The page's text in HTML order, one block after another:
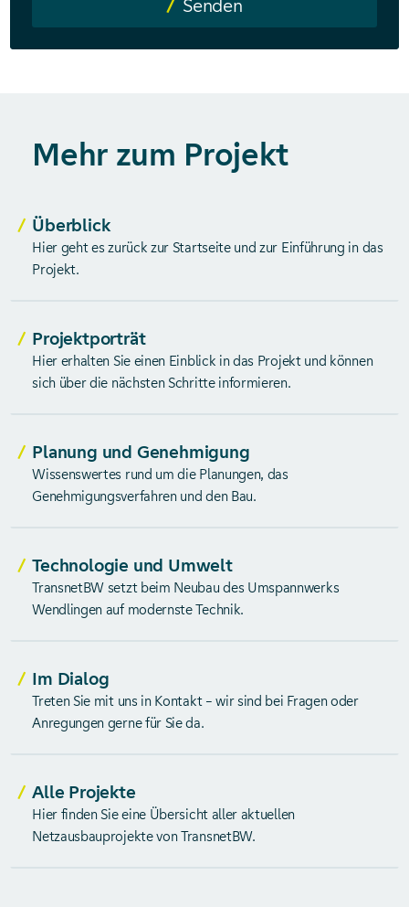
Senden
Mehr zum Projekt
Überblick
Hier geht es zurück zur Startseite und zur Einführung in das
Projekt.
Projektporträt
Hier erhalten Sie einen Einblick in das Projekt und können
sich über die nächsten Schritte informieren.
Planung und Genehmigung
Wissenswertes rund um die Planungen, das
Genehmigungsverfahren und den Bau.
Technologie und Umwelt
TransnetBW setzt beim Neubau des Umspannwerks
Wendlingen auf modernste Technik.
Im Dialog
Treten Sie mit uns in Kontakt – wir sind bei Fragen oder
Anregungen gerne für Sie da.
Alle Projekte
Hier finden Sie eine Übersicht aller aktuellen
Netzausbauprojekte von TransnetBW.